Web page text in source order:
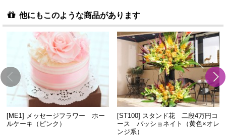
他にもこのような商品があります
[ME1] メッセージフラワー ホー
ルケーキ（ピンク）
[ST100] スタンド花 二段4万円コ
ース パッショネイト（黄色×オレ
ンジ系）